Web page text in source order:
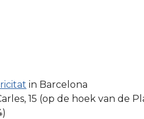
in Barcelona
15 (op de hoek van de